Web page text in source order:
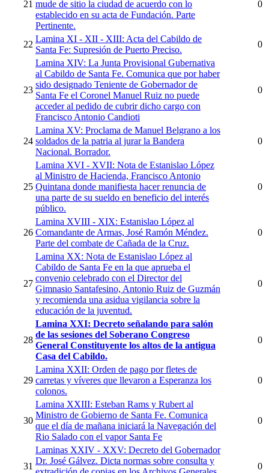
21 mude de sitio la ciudad de acuerdo con lo
establecido en su acta de Fundación. Parte
Pertinente.
0
22
Lamina XI - XII - XIII: Acta del Cabildo de
Santa Fe: Supresión de Puerto Preciso.
0
23
Lamina XIV: La Junta Provisional Gubernativa
al Cabildo de Santa Fe. Comunica que por haber
sido designado Teniente de Gobernador de
Santa Fe el Coronel Manuel Ruiz no puede
acceder al pedido de cubrir dicho cargo con
Francisco Antonio Candioti
0
24
Lamina XV: Proclama de Manuel Belgrano a los
soldados de la patria al jurar la Bandera
Nacional. Borrador.
0
25
Lamina XVI - XVII: Nota de Estanislao López
al Ministro de Hacienda, Francisco Antonio
Quintana donde manifiesta hacer renuncia de
una parte de su sueldo en beneficio del interés
público.
0
26
Lamina XVIII - XIX: Estanislao López al
Comandante de Armas, José Ramón Méndez.
Parte del combate de Cañada de la Cruz.
0
27
Lamina XX: Nota de Estanislao López al
Cabildo de Santa Fe en la que aprueba el
convenio celebrado con el Director del
Gimnasio Santafesino, Antonio Ruiz de Guzmán
y recomienda una asidua vigilancia sobre la
educación de la juventud.
0
28
Lamina XXI: Decreto señalando para salón
de las sesiones del Soberano Congreso
General Constituyente los altos de la antigua
Casa del Cabildo.
0
29
Lamina XXII: Orden de pago por fletes de
carretas y víveres que llevaron a Esperanza los
colonos.
0
30
Lamina XXIII: Esteban Rams y Rubert al
Ministro de Gobierno de Santa Fe. Comunica
que el día de mañana iniciará la Navegación del
Rio Salado con el vapor Santa Fe
0
31
Laminas XXIV - XXV: Decreto del Gobernador
Dr. José Gálvez. Dicta normas sobre consulta y
0